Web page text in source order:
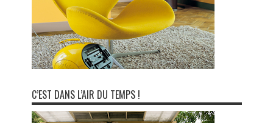
C’EST DANS L’AIR DU TEMPS !